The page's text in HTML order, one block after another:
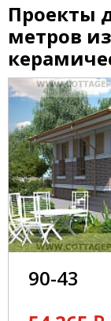
Проекты
метров
90-43